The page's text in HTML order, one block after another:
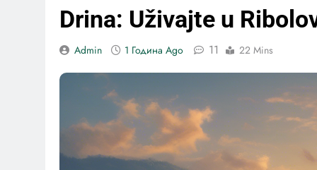
Drina: Uživajte u
Admin 1 Година Ago 11 22 Mins